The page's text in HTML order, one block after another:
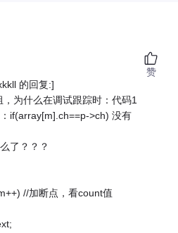
的回复:]
为什么在调试跟踪时：代码1
if(array[m].ch==p->ch) 没有
了？？？
//加断点，看count值
赞